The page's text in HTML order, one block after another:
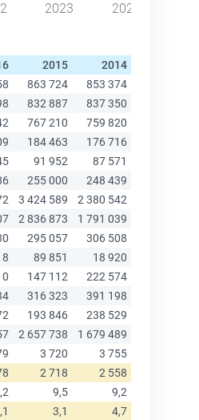
2023 2024
2015 2014